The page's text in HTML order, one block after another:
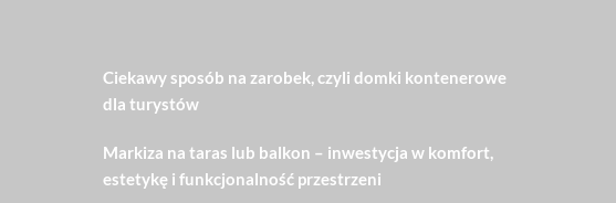
Ciekawy sposób na zarobek, czyli domki kontenerowe
dla turystów
Markiza na taras lub balkon – inwestycja w komfort,
estetykę i funkcjonalność przestrzeni